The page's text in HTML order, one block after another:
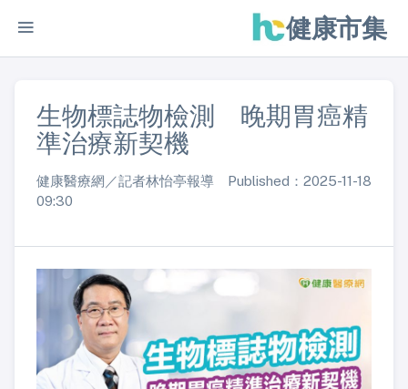
健康市集
生物標誌物檢測 晚期胃癌精
準治療新契機
健康醫療網／記者林怡亭報導 Published：2025-11-18
09:30